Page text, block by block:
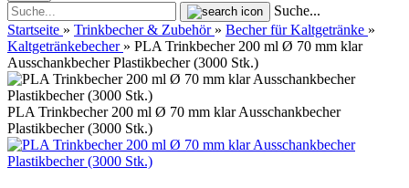
Suche...
Startseite » Trinkbecher & Zubehör » Becher für Kaltgetränke »
Kaltgetränkebecher » PLA Trinkbecher 200 ml Ø 70 mm klar
Ausschankbecher Plastikbecher (3000 Stk.)
PLA Trinkbecher 200 ml Ø 70 mm klar Ausschankbecher
Plastikbecher (3000 Stk.)